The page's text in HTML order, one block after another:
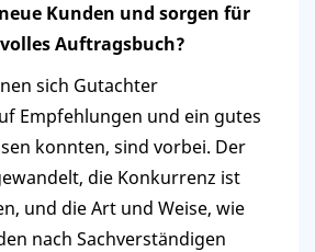
Kunden und sorgen für
Auftragsbuch?
sich Gutachter
Empfehlungen und ein gutes
konnten, sind vorbei. Der
die Konkurrenz ist
und die Art und Weise, wie
nach Sachverständigen